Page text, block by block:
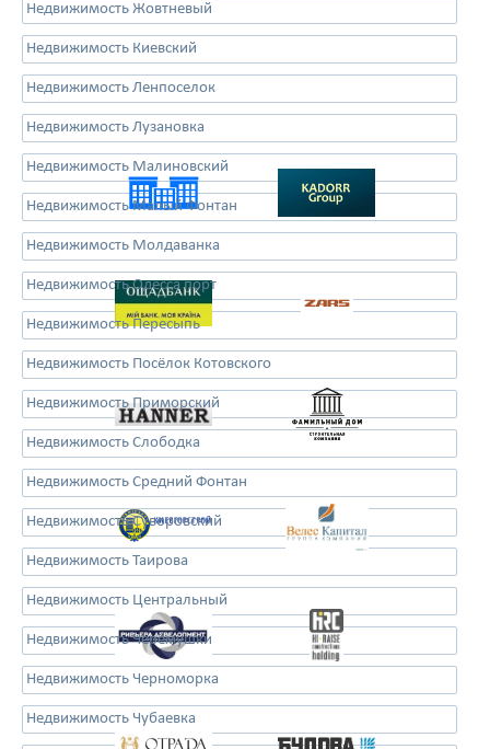
Недвижимость Жовтневый
Недвижимость Киевский
Недвижимость Ленпоселок
Недвижимость Лузановка
Недвижимость Малиновский
Недвижимость Малый Фонтан
Недвижимость Молдаванка
Недвижимость Одесса порт
Недвижимость Пересыпь
Недвижимость Посёлок Котовского
Недвижимость Приморский
Недвижимость Слободка
Недвижимость Средний Фонтан
Недвижимость Суворовский
Недвижимость Таирова
Недвижимость Центральный
Недвижимость Черёмушки
Недвижимость Черноморка
Недвижимость Чубаевка